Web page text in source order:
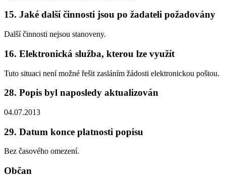
15. Jaké další činnosti jsou po žadateli požadovány
Další činnosti nejsou stanoveny.
16. Elektronická služba, kterou lze využít
Tuto situaci není možné řešit zasláním žádosti elektronickou poštou.
28. Popis byl naposledy aktualizován
04.07.2013
29. Datum konce platnosti popisu
Bez časového omezení.
Občan